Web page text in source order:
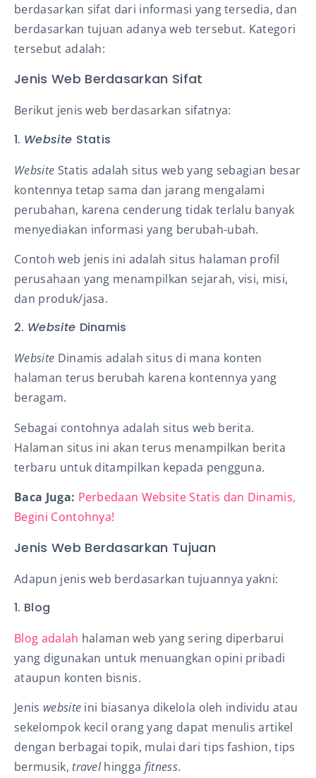
berdasarkan sifat dari informasi yang tersedia, dan
berdasarkan tujuan adanya web tersebut. Kategori
tersebut adalah:
Jenis Web Berdasarkan Sifat
Berikut jenis web berdasarkan sifatnya:
1. Website Statis
Website Statis adalah situs web yang sebagian besar
kontennya tetap sama dan jarang mengalami
perubahan, karena cenderung tidak terlalu banyak
menyediakan informasi yang berubah-ubah.
Contoh web jenis ini adalah situs halaman profil
perusahaan yang menampilkan sejarah, visi, misi,
dan produk/jasa.
2. Website Dinamis
Website Dinamis adalah situs di mana konten
halaman terus berubah karena kontennya yang
beragam.
Sebagai contohnya adalah situs web berita.
Halaman situs ini akan terus menampilkan berita
terbaru untuk ditampilkan kepada pengguna.
Baca Juga: Perbedaan Website Statis dan Dinamis,
Begini Contohnya!
Jenis Web Berdasarkan Tujuan
Adapun jenis web berdasarkan tujuannya yakni:
1. Blog
Blog adalah halaman web yang sering diperbarui
yang digunakan untuk menuangkan opini pribadi
ataupun konten bisnis.
Jenis website ini biasanya dikelola oleh individu atau
sekelompok kecil orang yang dapat menulis artikel
dengan berbagai topik, mulai dari tips fashion, tips
bermusik, travelhingga fitness.